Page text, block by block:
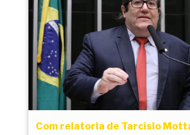
Com relatoria de Tarcísio